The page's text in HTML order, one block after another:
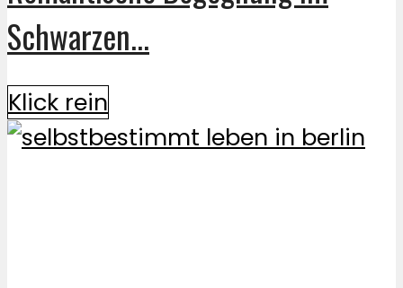
Schwarzen...
Klick rein